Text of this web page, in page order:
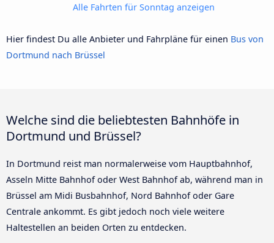
Alle Fahrten für Sonntag anzeigen
Hier findest Du alle Anbieter und Fahrpläne für einen Bus von
Dortmund nach Brüssel
Welche sind die beliebtesten Bahnhöfe in
Dortmund und Brüssel?
In Dortmund reist man normalerweise vom Hauptbahnhof,
Asseln Mitte Bahnhof oder West Bahnhof ab, während man in
Brüssel am Midi Busbahnhof, Nord Bahnhof oder Gare
Centrale ankommt. Es gibt jedoch noch viele weitere
Haltestellen an beiden Orten zu entdecken.